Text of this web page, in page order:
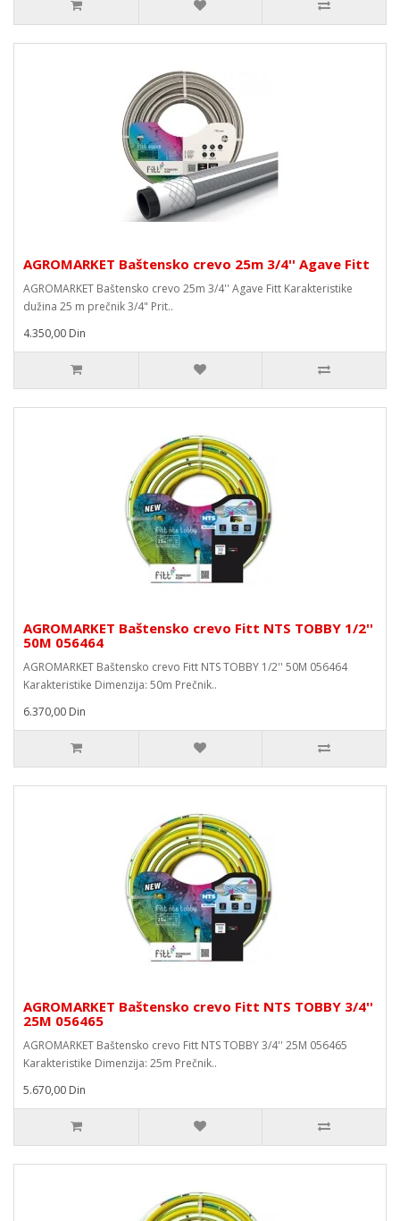
AGROMARKET Baštensko crevo 25m 3/4'' Agave Fitt
AGROMARKET Baštensko crevo 25m 3/4'' Agave Fitt Karakteristike
dužina 25 m prečnik 3/4" Prit..
4.350,00 Din
AGROMARKET Baštensko crevo Fitt NTS TOBBY 1/2''
50M 056464
AGROMARKET Baštensko crevo Fitt NTS TOBBY 1/2'' 50M 056464
Karakteristike Dimenzija: 50m Prečnik..
6.370,00 Din
AGROMARKET Baštensko crevo Fitt NTS TOBBY 3/4''
25M 056465
AGROMARKET Baštensko crevo Fitt NTS TOBBY 3/4'' 25M 056465
Karakteristike Dimenzija: 25m Prečnik..
5.670,00 Din